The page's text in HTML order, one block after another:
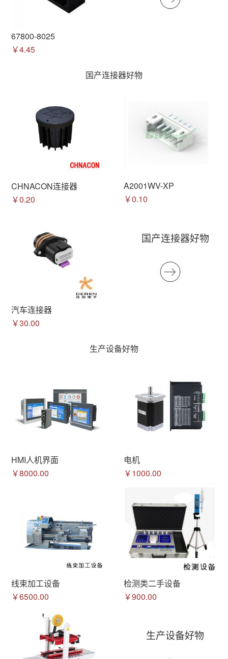
67800-8025
￥4.45
国产连接器好物
CHNACON连接器
￥0.20
A2001WV-XP
￥0.10
汽车连接器
￥30.00
国产连接器好物
生产设备好物
HMI人机界面
￥8000.00
电机
￥1000.00
线束加工设备
￥6500.00
检测类二手设备
￥900.00
生产设备好物